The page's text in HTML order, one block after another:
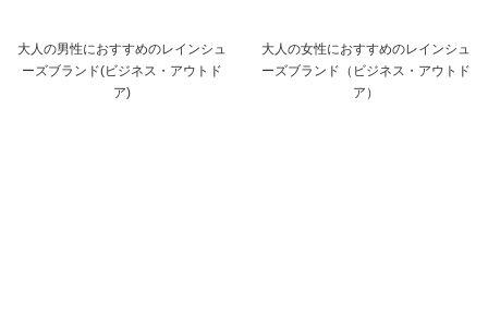
大人の男性におすすめのレインシュ
ーズブランド(ビジネス・アウトド
ア)
大人の女性におすすめのレインシュ
ーズブランド（ビジネス・アウトド
ア）